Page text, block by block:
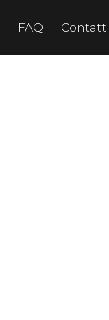
FAQ Contatti